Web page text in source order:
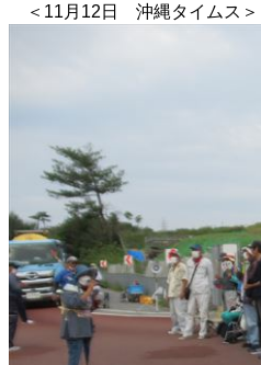
＜11月12日 沖縄タイムス＞